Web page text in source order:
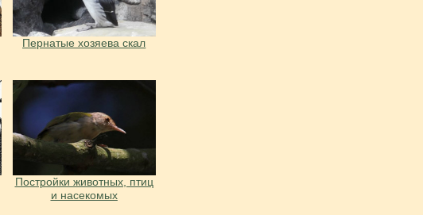
Пернатые хозяева скал
Постройки животных, птиц
и насекомых